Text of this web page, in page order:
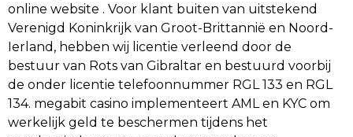
online website . Voor klant buiten van uitstekend
Verenigd Koninkrijk van Groot-Brittannië en Noord-
Ierland, hebben wij licentie verleend door de
bestuur van Rots van Gibraltar en bestuurd voorbij
de onder licentie telefoonnummer RGL 133 en RGL
134. megabit casino implementeert AML en KYC om
werkelijk geld te beschermen tijdens het